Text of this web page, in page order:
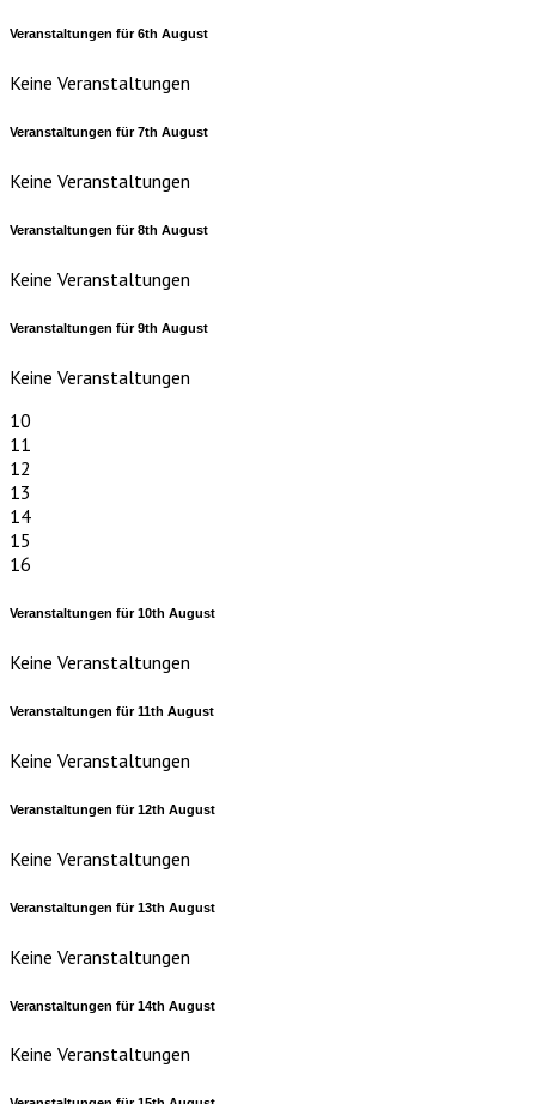
Veranstaltungen für6th August
Keine Veranstaltungen
Veranstaltungen für7th August
Keine Veranstaltungen
Veranstaltungen für8th August
Keine Veranstaltungen
Veranstaltungen für9th August
Keine Veranstaltungen
10
11
12
13
14
15
16
Veranstaltungen für10th August
Keine Veranstaltungen
Veranstaltungen für11th August
Keine Veranstaltungen
Veranstaltungen für12th August
Keine Veranstaltungen
Veranstaltungen für13th August
Keine Veranstaltungen
Veranstaltungen für14th August
Keine Veranstaltungen